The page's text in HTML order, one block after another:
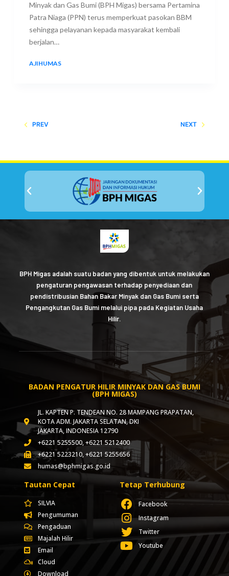
Minyak dan Gas Bumi (BPH Migas) bersama Pertamina
Patra Niaga (PPN) terus memperkuat pasokan BBM
sehingga pelayanan kepada masyarakat kembali
berjalan…
AJIHUMAS
PREV NEXT
BPH Migas adalah suatu badan yang dibentuk untuk melakukan
pengaturan pengawasan terhadap penyediaan dan
pendistribusian Bahan Bakar Minyak dan Gas Bumi serta
Pengangkutan Gas Bumi melalui pipa pada Kegiatan Usaha
Hilir.
BADAN PENGATUR HILIR MINYAK DAN GAS BUMI
(BPH MIGAS)
JL. KAPTEN P. TENDEAN NO. 28 MAMPANG PRAPATAN,
KOTA ADM. JAKARTA SELATAN, DKI
JAKARTA, INDONESIA 12790
+6221 5255500, +6221 5212400
+6221 5223210, +6221 5255656
humas@bphmigas.go.id
Tautan Cepat
SILVIA
Pengumuman
Pengaduan
Majalah Hilir
Email
Cloud
Download
Tetap Terhubung
Facebook
Instagram
Twitter
Youtube